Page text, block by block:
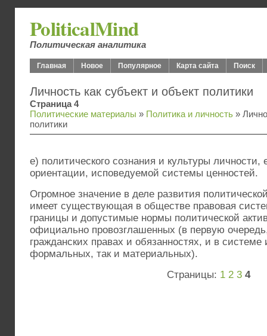
PoliticalMind
Политическая аналитика
Главная Новое Популярное Карта сайта Поиск
Личность как субъект и объект политики
Страница 4
Политические материалы » Политика и личность »
политики
е) политического сознания и культуры личности,
ориентации, исповедуемой системы ценностей.
Огромное значение в деле развития
имеет существующая в обществе правовая
границы и допустимые нормы политической
официально провозглашенных (в первую
гражданских правах и обязанностях, и в системе
формальных, так и материальных).
Страницы: 1 2 3 4